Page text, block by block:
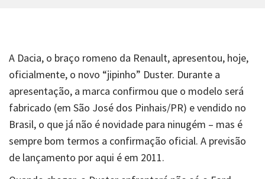
A Dacia, o braço romeno da Renault, apresentou, hoje,
oficialmente, o novo “jipinho” Duster. Durante a
apresentação, a marca confirmou que o modelo será
fabricado (em São José dos Pinhais/PR) e vendido no
Brasil, o que já não é novidade para ninugém – mas é
sempre bom termos a confirmação oficial. A previsão
de lançamento por aqui é em 2011.